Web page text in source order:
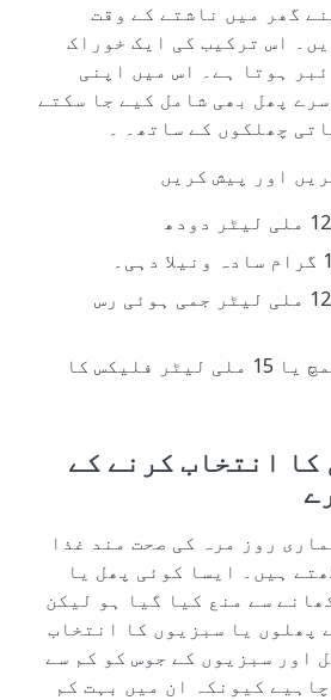
گھر میں ناشتے کے وقت
اس ترکیب کی ایک خوراک
ہوتا ہے۔ اس میں اپنی
پھل بھی شامل کیے جا سکتے
چھلکوں کے ساتھ۔ ۔
اور پیش کریں
آدھا کب یا 125 ملی لیٹر جمی ہوئی رس
1 کھانے کا چمچ یا 15 ملی لیٹر فلیکس کا
کا انتخاب کرنے کے
روز مرہ کی صحت مند غذا
ہیں۔ ایسا کوئی پھل یا
سے منع کیا گیا ہو لیکن
پھلوں یا سبزیوں کا انتخاب
اور سبزیوں کے جوس کو کم سے
کیونکہ ان میں بہت کم